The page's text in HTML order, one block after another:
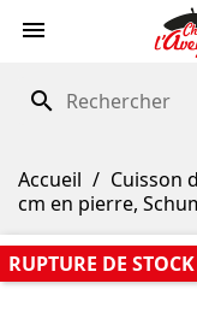

search
Accueil Cuisson
cm en pierre,
RUPTURE DE STOCK